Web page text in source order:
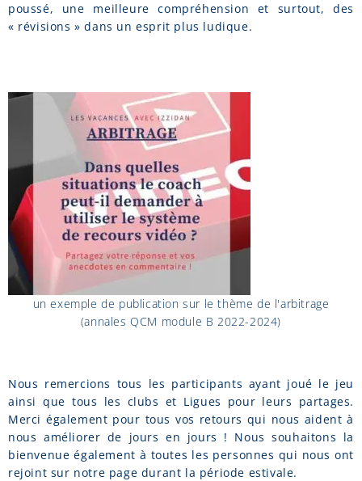
poussé, une meilleure compréhension et surtout, des
« révisions » dans un esprit plus ludique.
un exemple de publication sur le thème de l'arbitrage
(annales QCM module B 2022-2024)
Nous remercions tous les participants ayant joué le jeu
ainsi que tous les clubs et Ligues pour leurs partages.
Merci également pour tous vos retours qui nous aident à
nous améliorer de jours en jours ! Nous souhaitons la
bienvenue également à toutes les personnes qui nous ont
rejoint sur notre page durant la période estivale.